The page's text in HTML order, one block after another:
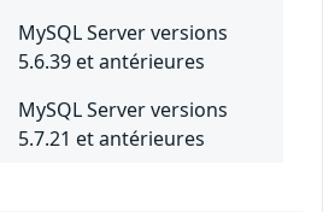
MySQL Server versions
5.6.39 et antérieures
MySQL Server versions
5.7.21 et antérieures